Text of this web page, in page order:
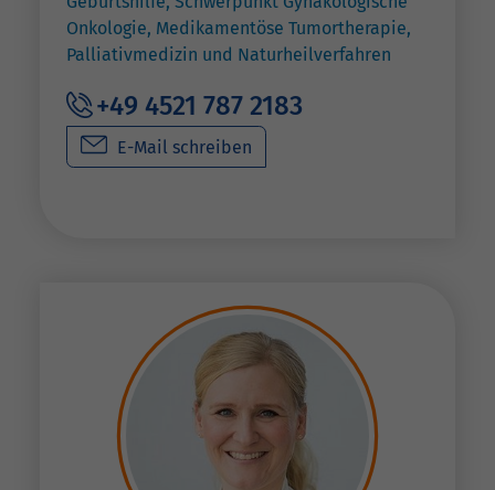
Onkologie, Medikamentöse Tumortherapie,
Palliativmedizin und Naturheilverfahren
+49 4521 787 2183
E-Mail schreiben